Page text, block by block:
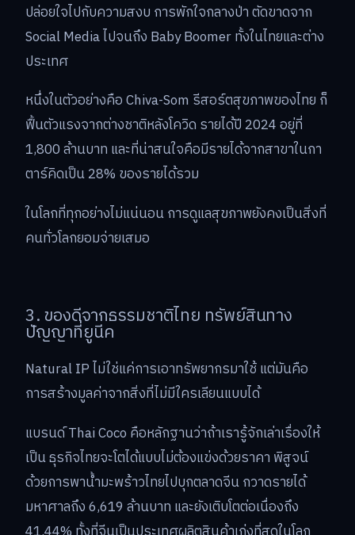
ปล่อยใจไปกับความสงบ การพักใจกลางป่า ตัดขาดจาก
Social Media ไปจนถึง Baby Boomer ทั้งในไทยและต่าง
ประเทศ
หนึ่งในตัวอย่างคือ Chiva-Som รีสอร์ตสุขภาพของไทย ก็
ฟื้นตัวแรงจากต่างชาติหลังโควิด รายได้ปี 2024 อยู่ที่
1,800 ล้านบาท และที่น่าสนใจคือมีรายได้จากสาขาในกา
ตาร์คิดเป็น 28% ของรายได้รวม
ในโลกที่ทุกอย่างไม่แน่นอน การดูแลสุขภาพยังคงเป็นสิ่งที่
คนทั่วโลกยอมจ่ายเสมอ
3. ของดีจากธรรมชาติไทย ทรัพย์สินทาง
ปัญญาที่ยูนีค
Natural IP ไม่ใช่แค่การเอาทรัพยากรมาใช้ แต่มันคือ
การสร้างมูลค่าจากสิ่งที่ไม่มีใครเลียนแบบได้
แบรนด์ Thai Coco คือหลักฐานว่าถ้าเรารู้จักเล่าเรื่องให้
เป็น ธุรกิจไทยจะโตได้แบบไม่ต้องแข่งด้วยราคา พิสูจน์
ด้วยการพาน้ำมะพร้าวไทยไปบุกตลาดจีน กวาดรายได้
มหาศาลถึง 6,619 ล้านบาท และยังเติบโตต่อเนื่องถึง